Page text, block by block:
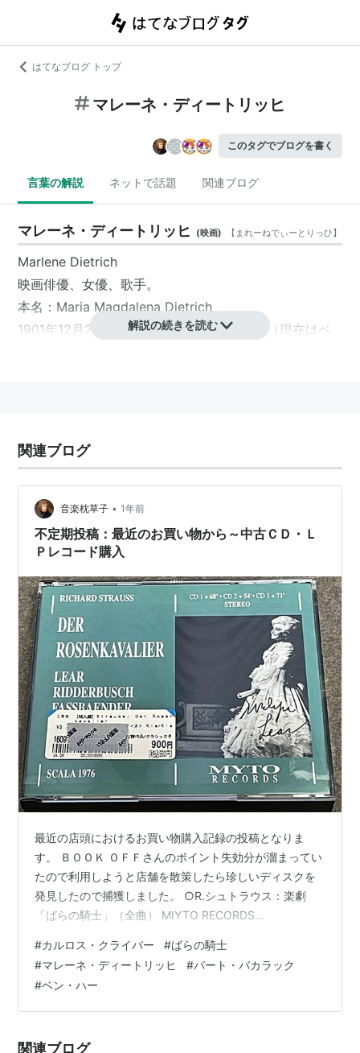
はてなブログ トップ
マレーネ・ディートリッヒ
このタグでブログを書く
言葉の解説 ネットで話題 関連ブログ
マレーネ・ディートリッヒ (映画) 【 まれーねでぃーとりっひ】
Marlene Dietrich
映画俳優、女優、歌手。
本名：Maria Magdalena Dietrich
1901年12月27日、ドイツ・シェーネベルク（現在はベ
主な出演映画
モロッコ（1930年）*アカデミー主演女優賞ノミネー
ト
間諜X27（1931年）
ブロンド・ヴィナス
（1932年）
恋の凱歌
恋のページェント（1934年）
スペイン狂想曲 （1935年）
真珠の首飾（1936年）
沙漠の花園（1936年）
鎧なき騎士（1937年）
天使（1937年）
砂塵（1939年）
妖花（1940年）
大雷雨 （1941年）
淑女の求愛
（1942年）
スポイラース（1942年）
男性都市（1942年）
キスメット （1944年）
狂恋（1946年）
異国の出来事
舞台恐怖症（1950年）
無頼の谷
解説の続きを読む
関連ブログ
音楽枕草子 • 1年前
不定期投稿：最近のお買い物から～中古ＣＤ・Ｌ
Ｐレコード購入
最近の店頭におけるお買い物購入記録の投稿となりま
す。 ＢＯＯＫ ＯＦＦさんのポイント失効分が溜まってい
たので利用しようと店舗を散策したら珍しいディスクを
発見したので捕獲しました。 ○R.シュトラウス：楽劇
「ばらの騎士」（全曲） MIYTO RECORDS
スカラ座管弦楽団他 １９７６年にミラノ・スカラ座に登
場した時の録音です。恐らく膝上録音の海〇盤の類にな
るのでしょう。 このＭＩＹＴＯ ＲＥＣＯＲＤＳ という
レーベル、イタリア製らしく他にもスカラ座のオペラ上
カル系の録音を多数発売してい…
#カルロス・クライバー #ばらの騎士
#マレーネ・ディートリッヒ #バート・バカラック
#ベン・ハー
関連ブログ